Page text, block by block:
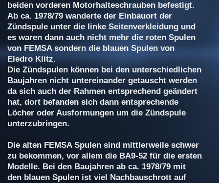
beiden vorderen Motorhalteschrauben befestigt.
Ab ca. 1978/79 wanderte der Einbauort der
Zündspule unter die linke Seitenverkleidung und
es waren dann auch nicht mehr die roten Spulen
von FEMSA sondern die blauen Spulen von
Eledro Klitz.
Die Zündspulen können bei den unterschiedlichen
Baujahren nicht untereinander getauscht werden
da sich auch der Rahmen entsprechend geändert
hat, dort befanden sich dann entsprechende
Löcher oder Ausformungen um die Zündspule
unterzubringen.
Die alten FEMSA Spulen sind mittlerweile schwer
zu bekommen, vor allem die BA9-52 für die ersten
Modelle. Bei den Baujahren ab ca. 1978/79 mit
den blauen Spulen ist viel Nachbauschrott auf